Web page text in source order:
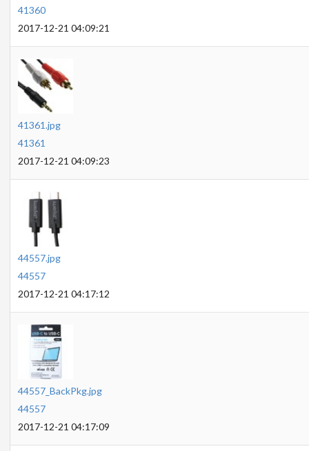
41360
2017-12-21 04:09:21
41361.jpg
41361
2017-12-21 04:09:23
44557.jpg
44557
2017-12-21 04:17:12
44557_BackPkg.jpg
44557
2017-12-21 04:17:09